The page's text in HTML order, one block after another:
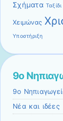
Σχήματα
Χειμώνας
Υποστήριξη
9ο
9ο
Νέα και ιδέες